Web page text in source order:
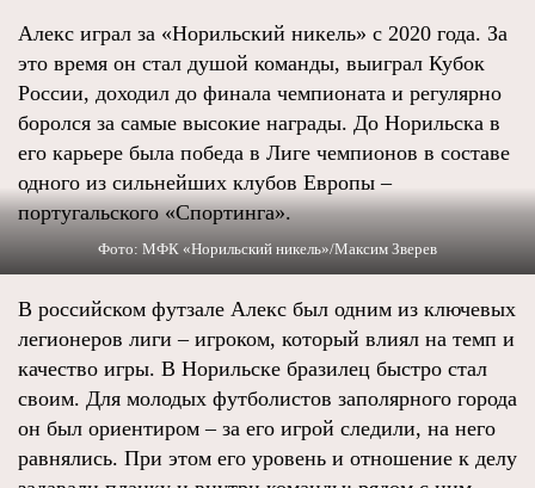
Алекс играл за «Норильский никель» с 2020 года. За
это время он стал душой команды, выиграл Кубок
России, доходил до финала чемпионата и регулярно
боролся за самые высокие награды. До Норильска в
его карьере была победа в Лиге чемпионов в составе
одного из сильнейших клубов Европы –
португальского «Спортинга».
Фото: МФК «Норильский никель»/Максим Зверев
В российском футзале Алекс был одним из ключевых
легионеров лиги – игроком, который влиял на темп и
качество игры. В Норильске бразилец быстро стал
своим. Для молодых футболистов заполярного города
он был ориентиром – за его игрой следили, на него
равнялись. При этом его уровень и отношение к делу